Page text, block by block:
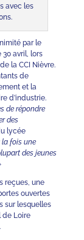
avec les
par le
avril, lors
la CCI Nièvre.
de
et la
d’industrie.
de répondre
des
lycée
la fois une
des jeunes
reçues, une
ouvertes
sur lesquelles
de Loire